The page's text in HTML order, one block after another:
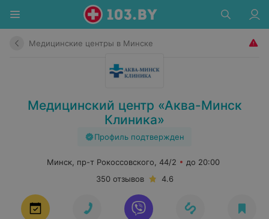
Медицинские центры в Минске
Медицинский центр «Аква-Минск
Клиника»
Профиль подтвержден
Минск, пр-т Рокоссовского, 44/2
до 20:00
350 отзывов
4.6